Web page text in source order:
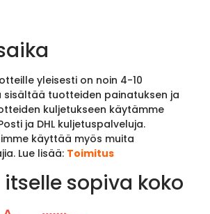
yleisesti on noin 4-10
sisältää tuotteiden painatuksen ja
kuljetukseen käytämme
ja DHL kuljetuspalveluja.
käyttää myös muita
Lue lisää: Toimitus
sopiva koko